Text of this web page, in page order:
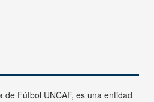
de Fútbol UNCAF, es una entidad